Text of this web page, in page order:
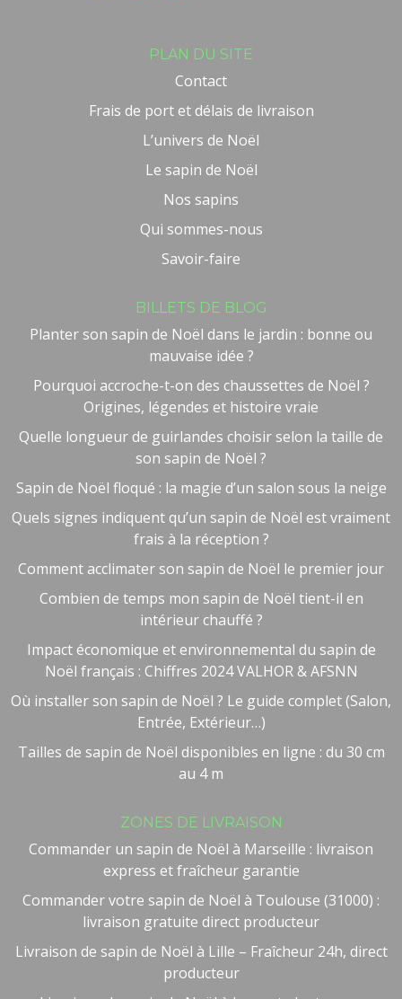
PLAN DU SITE
Contact
Frais de port et délais de livraison
L’univers de Noël
Le sapin de Noël
Nos sapins
Qui sommes-nous
Savoir-faire
BILLETS DE BLOG
Planter son sapin de Noël dans le jardin : bonne ou
mauvaise idée ?
Pourquoi accroche-t-on des chaussettes de Noël ?
Origines, légendes et histoire vraie
Quelle longueur de guirlandes choisir selon la taille de
son sapin de Noël ?
Sapin de Noël floqué : la magie d’un salon sous la neige
Quels signes indiquent qu’un sapin de Noël est vraiment
frais à la réception ?
Comment acclimater son sapin de Noël le premier jour
Combien de temps mon sapin de Noël tient-il en
intérieur chauffé ?
Impact économique et environnemental du sapin de
Noël français : Chiffres 2024 VALHOR & AFSNN
Où installer son sapin de Noël ? Le guide complet (Salon,
Entrée, Extérieur…)
Tailles de sapin de Noël disponibles en ligne : du 30 cm
au 4 m
ZONES DE LIVRAISON
Commander un sapin de Noël à Marseille : livraison
express et fraîcheur garantie
Commander votre sapin de Noël à Toulouse (31000) :
livraison gratuite direct producteur
Livraison de sapin de Noël à Lille – Fraîcheur 24h, direct
producteur
Besoin d'aide ?
Bienvenue chez NOEL VERT